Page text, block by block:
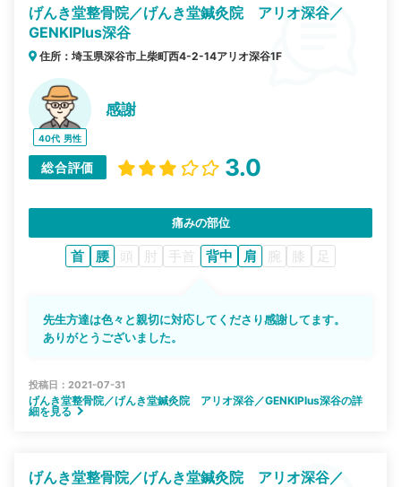
げんき堂整骨院／げんき堂鍼灸院 アリオ深谷／
GENKIPlus深谷
住所：埼玉県深谷市上柴町西4-2-14アリオ深谷1F
40代 男性
感謝
総合評価 3.0
痛みの部位
首 腰 頭 肘 手首 背中 肩 腕 膝 足
先生方達は色々と親切に対応してくださり感謝してます。
ありがとうございました。
投稿日：2021-07-31
げんき堂整骨院／げんき堂鍼灸院 アリオ深谷／GENKIPlus深谷の詳
細を見る
げんき堂整骨院／げんき堂鍼灸院 アリオ深谷／